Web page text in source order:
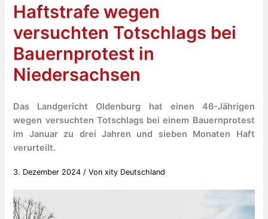
Haftstrafe wegen
versuchten Totschlags bei
Bauernprotest in
Niedersachsen
Das Landgericht Oldenburg hat einen 46-Jährigen
wegen versuchten Totschlags bei einem Bauernprotest
im Januar zu drei Jahren und sieben Monaten Haft
verurteilt.
3. Dezember 2024 / Vonxity Deutschland